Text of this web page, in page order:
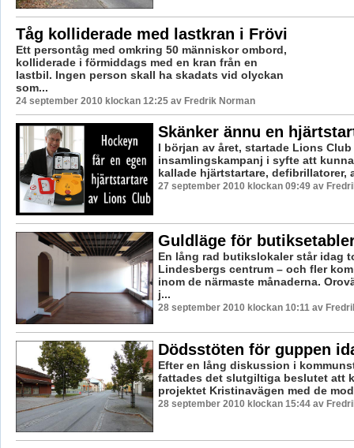
Tåg kolliderade med lastkran i Frövi
Ett persontåg med omkring 50 människor ombord,
kolliderade i förmiddags med en kran från en
lastbil. Ingen person skall ha skadats vid olyckan
som...
24 september 2010 klockan 12:25 av Fredrik Norman
Skänker ännu en
I början av året, startade Lions
insamlingskampanj i syfte att
kallade hjärtstartare, defibrillatorer,
27 september 2010 klockan 09:49 av
Guldläge för
En lång rad butikslokaler står idag
Lindesbergs centrum – och fler
inom de närmaste månaderna.
j...
28 september 2010 klockan 10:11 av
Dödsstöten för guppen
Efter en lång diskussion i
fattades det slutgiltiga beslutet att
projektet Kristinavägen med de
28 september 2010 klockan 15:44 av